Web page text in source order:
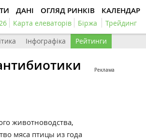
ДАНІ ОГЛЯД РИНКІВ КАЛЕНДАР
Карта елеваторів Біржа Трейдинг
Інфографіка Рейтинги
животноводства,
мяса птицы из года
Реклама